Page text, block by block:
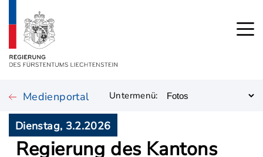
Medienportal Untermenü:
Dienstag, 3.2.2026
Regierung des Kantons